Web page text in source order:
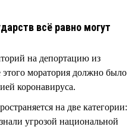
всё равно могут
на депортацию из
моратория должно было
коронавируса.
на две категории:
угрозой национальной